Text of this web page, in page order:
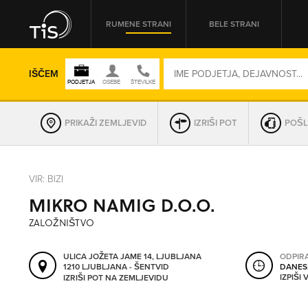
RUMENE STRANI BELE STRANI
IŠČEM
REGIJA
OMREŽNA ŠT.
PRIKAŽI ZEMLJEVID IZRIŠI POT
VIR: BIZI
MIKRO NAMIG D.O.O.
ZALOŽNIŠTVO
ULICA JOŽETA JAME 14, LJUBLJANA
1210 LJUBLJANA - ŠENTVID
IZRIŠI POT NA ZEMLJEVIDU
IZPIŠI